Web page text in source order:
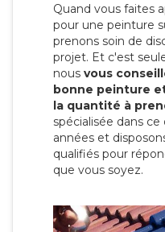
Quand vous faites
pour une peinture
prenons soin de
projet. Et c'est
nous vous
bonne peinture
la quantité à
spécialisée dans
années et
qualifiés pour
que vous soyez.